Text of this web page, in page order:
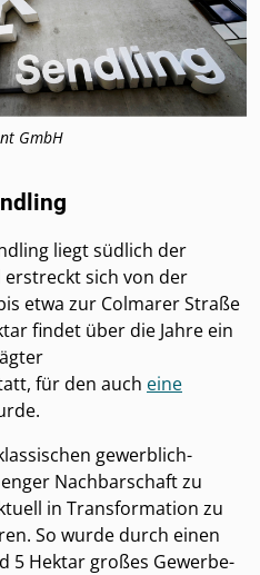
GmbH
liegt südlich der
sich von der
etwa zur Colmarer Straße
findet über die Jahre ein
für den auch eine
gewerblich-
Nachbarschaft zu
in Transformation zu
So wurde durch einen
5 Hektar großes Gewerbe-